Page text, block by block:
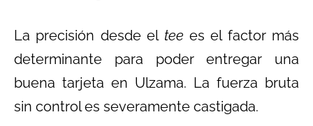
La precisión desde el tee es el factor más
determinante para poder entregar una
buena tarjeta en Ulzama. La fuerza bruta
sin control es severamente castigada.